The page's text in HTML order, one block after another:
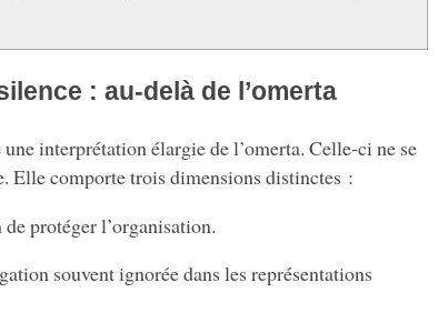
: au-delà de l’omerta
interprétation élargie de l’omerta. Celle-ci ne se
Elle comporte trois dimensions distinctes :
protéger l’organisation.
souvent ignorée dans les représentations